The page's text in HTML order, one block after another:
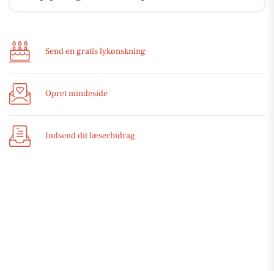
Send en gratis lykønskning
Opret mindeside
Indsend dit læserbidrag